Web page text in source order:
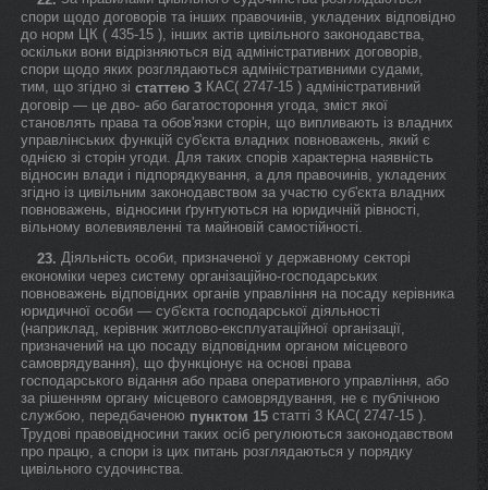
спори щодо договорів та інших правочинів, укладених відповідно
до норм ЦК ( 435-15 ), інших актів цивільного законодавства,
оскільки вони відрізняються від адміністративних договорів,
спори щодо яких розглядаються адміністративними судами,
тим, що згідно зі статтею 3 КАС( 2747-15 ) адміністративний
договір — це дво- або багатостороння угода, зміст якої
становлять права та обов'язки сторін, що випливають із владних
управлінських функцій суб'єкта владних повноважень, який є
однією зі сторін угоди. Для таких спорів характерна наявність
відносин влади і підпорядкування, а для правочинів, укладених
згідно із цивільним законодавством за участю суб'єкта владних
повноважень, відносини ґрунтуються на юридичній рівності,
вільному волевиявленні та майновій самостійності.
23. Діяльність особи, призначеної у державному секторі
економіки через систему організаційно-господарських
повноважень відповідних органів управління на посаду керівника
юридичної особи — суб'єкта господарської діяльності
(наприклад, керівник житлово-експлуатаційної організації,
призначений на цю посаду відповідним органом місцевого
самоврядування), що функціонує на основі права
господарського відання або права оперативного управління, або
за рішенням органу місцевого самоврядування, не є публічною
службою, передбаченою пунктом 15 статті 3 КАС( 2747-15 ).
Трудові правовідносини таких осіб регулюються законодавством
про працю, а спори із цих питань розглядаються у порядку
цивільного судочинства.